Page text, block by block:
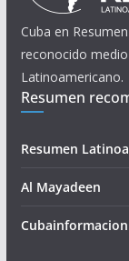
Cuba en
reconocido
Latinoamericano.
Resumen
Resumen
Al Mayadeen